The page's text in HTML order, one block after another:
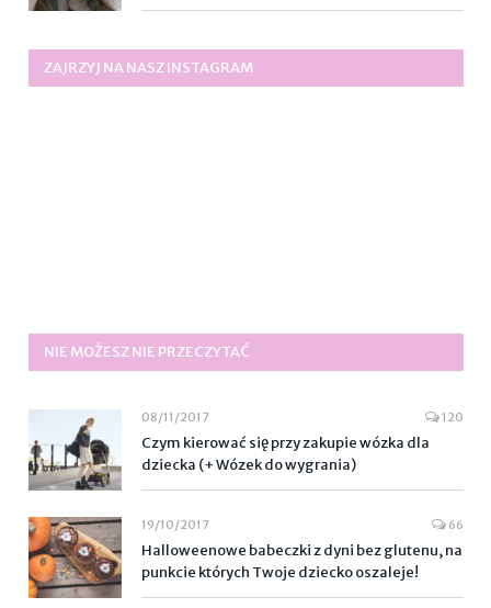
ZAJRZYJ NA NASZ INSTAGRAM
NIE MOŻESZ NIE PRZECZYTAĆ
08/11/2017 120
Czym kierować się przy zakupie wózka dla
dziecka (+ Wózek do wygrania)
19/10/2017 66
Halloweenowe babeczki z dyni bez glutenu, na
punkcie których Twoje dziecko oszaleje!